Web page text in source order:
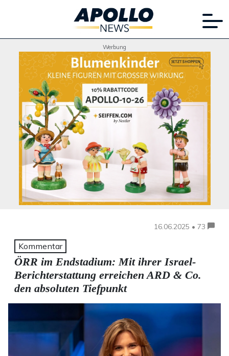
Werbung
16.06.2025 • 73
Kommentar
ÖRR im Endstadium: Mit ihrer Israel-
Berichterstattung erreichen ARD & Co.
den absoluten Tiefpunkt